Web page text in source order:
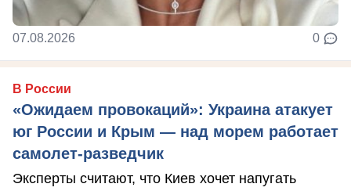
07.08.2026 0
В России
«Ожидаем провокаций»: Украина атакует
юг России и Крым — над морем работает
самолет-разведчик
Эксперты считают, что Киев хочет напугать